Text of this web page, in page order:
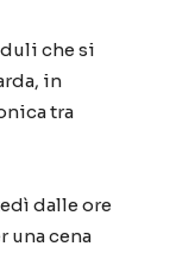
che si
in
tra
dalle ore
una cena